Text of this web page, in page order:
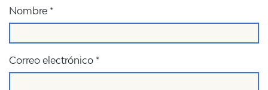
Nombre *
Correo electrónico *